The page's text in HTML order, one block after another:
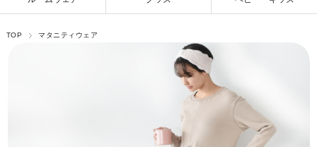
TOP マタニティウェア